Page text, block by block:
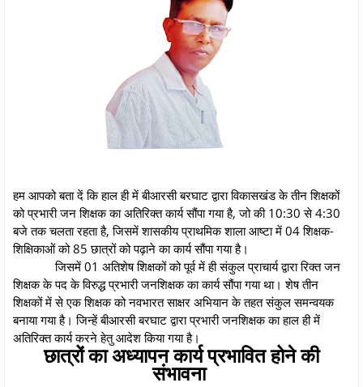
हम आपको बता दें कि हाल ही में बीआरसी बरघाट द्वारा विकासखंड के तीन शिक्षकों
को प्रभारी जन शिक्षक का अतिरिक्त कार्य सौंपा गया है, जो की 10:30 से 4:30
बजे तक चलता रहता है, जिसमें शासकीय प्राथमिक शाला आष्टा में 04 शिक्षक-
शिक्षिकाओं को 85 छात्रों को पढ़ाने का कार्य सौंपा गया है।
जिसमें 01 अतिशेष शिक्षकों को पूर्व में ही संकुल प्राचार्य द्वारा रिक्त जन
शिक्षक के पद के विरुद्ध प्रभारी जनशिक्षक का कार्य सौंपा गया था। शेष तीन
शिक्षकों में से एक शिक्षक को नवभारत साक्षर अभियान के तहत संकुल समन्वयक
बनाया गया है। जिन्हें बीआरसी बरघाट द्वारा प्रभारी जनशिक्षक का हाल ही में
अतिरिक्त कार्य करने हेतु आदेश किया गया है।
छात्रों का अध्यापन कार्य प्रभावित होने की
संभावना